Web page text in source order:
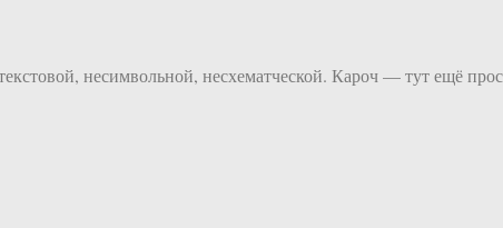
несимвольной, несхематческой. Кароч — тут ещё